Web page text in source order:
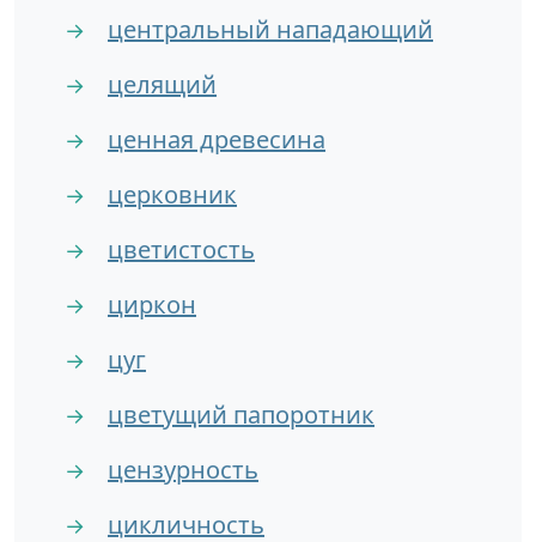
→ центральный нападающий
→ целящий
→ ценная древесина
→ церковник
→ цветистость
→ циркон
→ цуг
→ цветущий папоротник
→ цензурность
→ цикличность